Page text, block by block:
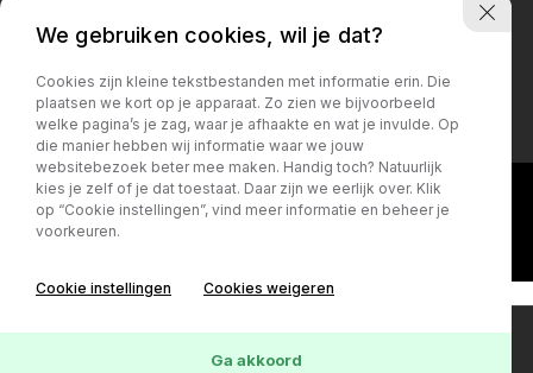
We gebruiken cookies, wil je dat?
Cookies zijn kleine tekstbestanden met informatie erin. Die
plaatsen we kort op je apparaat. Zo zien we bijvoorbeeld
welke pagina’s je zag, waar je afhaakte en wat je invulde. Op
die manier hebben wij informatie waar we jouw
websitebezoek beter mee maken. Handig toch? Natuurlijk
kies je zelf of je dat toestaat. Daar zijn we eerlijk over. Klik
op “Cookie instellingen”, vind meer informatie en beheer je
voorkeuren.
Cookie instellingen Cookies weigeren
Ga akkoord